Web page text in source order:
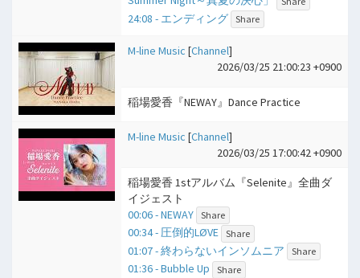
24:08 - エンディング Share
M-line Music [Channel]
2026/03/25 21:00:23 +0900
稲場愛香『NEWAY』Dance Practice
M-line Music [Channel]
2026/03/25 17:00:42 +0900
稲場愛香 1stアルバム『Selenite』全曲ダ
イジェスト
00:06 - NEWAY Share
00:34 - 圧倒的LØVE Share
01:07 - 終わらないインソムニア Share
01:36 - Bubble Up Share